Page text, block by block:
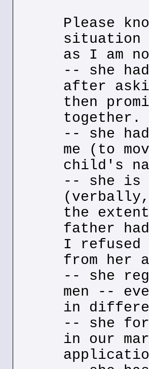
Please
situation
as I am
-- she
after
then
together.
-- she
me (to
child's
-- she is
the
father
I refused
from her
-- she
men --
in
-- she
in our